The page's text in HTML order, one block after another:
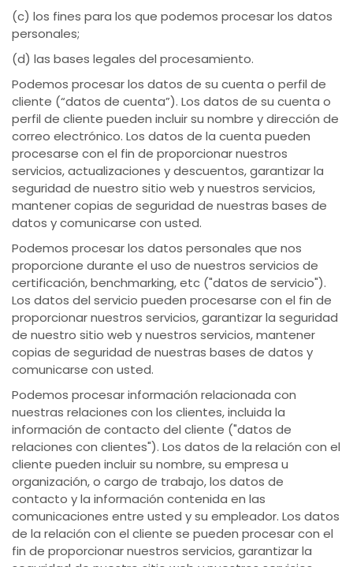
(c) los fines para los que podemos procesar los datos
personales;
(d) las bases legales del procesamiento.
Podemos procesar los datos de su cuenta o perfil de
cliente (“datos de cuenta”). Los datos de su cuenta o
perfil de cliente pueden incluir su nombre y dirección de
correo electrónico. Los datos de la cuenta pueden
procesarse con el fin de proporcionar nuestros
servicios, actualizaciones y descuentos, garantizar la
seguridad de nuestro sitio web y nuestros servicios,
mantener copias de seguridad de nuestras bases de
datos y comunicarse con usted.
Podemos procesar los datos personales que nos
proporcione durante el uso de nuestros servicios de
certificación, benchmarking, etc ("datos de servicio").
Los datos del servicio pueden procesarse con el fin de
proporcionar nuestros servicios, garantizar la seguridad
de nuestro sitio web y nuestros servicios, mantener
copias de seguridad de nuestras bases de datos y
comunicarse con usted.
Podemos procesar información relacionada con
nuestras relaciones con los clientes, incluida la
información de contacto del cliente ("datos de
relaciones con clientes"). Los datos de la relación con el
cliente pueden incluir su nombre, su empresa u
organización, o cargo de trabajo, los datos de
contacto y la información contenida en las
comunicaciones entre usted y su empleador. Los datos
de la relación con el cliente se pueden procesar con el
fin de proporcionar nuestros servicios, garantizar la